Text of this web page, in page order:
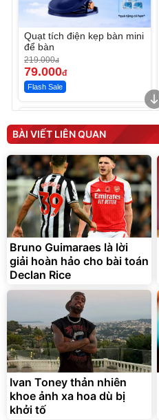
Quạt tích điện kẹp bàn mini
để bàn
219.000đ
79.000đ
Flash Sale
tức thì Vaseline Body
190.000đ
138.330đ
Discount
Unmute
Vali Bamozo Khung Nhôm
9066 Size 20/24/28 Cao
Cấp
1.000.000
825.000đ
Flash Sale
BÀI VIẾT LIÊN QUAN
Bruno Guimaraes là lời
giải hoàn hảo cho bài toán
Declan Rice
Ivan Toney thản nhiên
khoe ảnh xa hoa dù bị
khởi tố